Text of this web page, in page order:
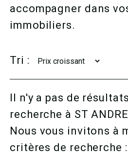
accompagner dans
immobiliers.
Tri :
Il n'y a pas de
recherche à ST
Nous vous invitons à
critères de recherche :